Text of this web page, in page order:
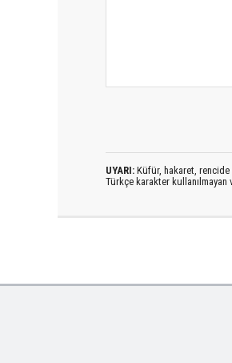
UYARI: Küfür, hakaret, rencide
Türkçe karakter kullanılmayan